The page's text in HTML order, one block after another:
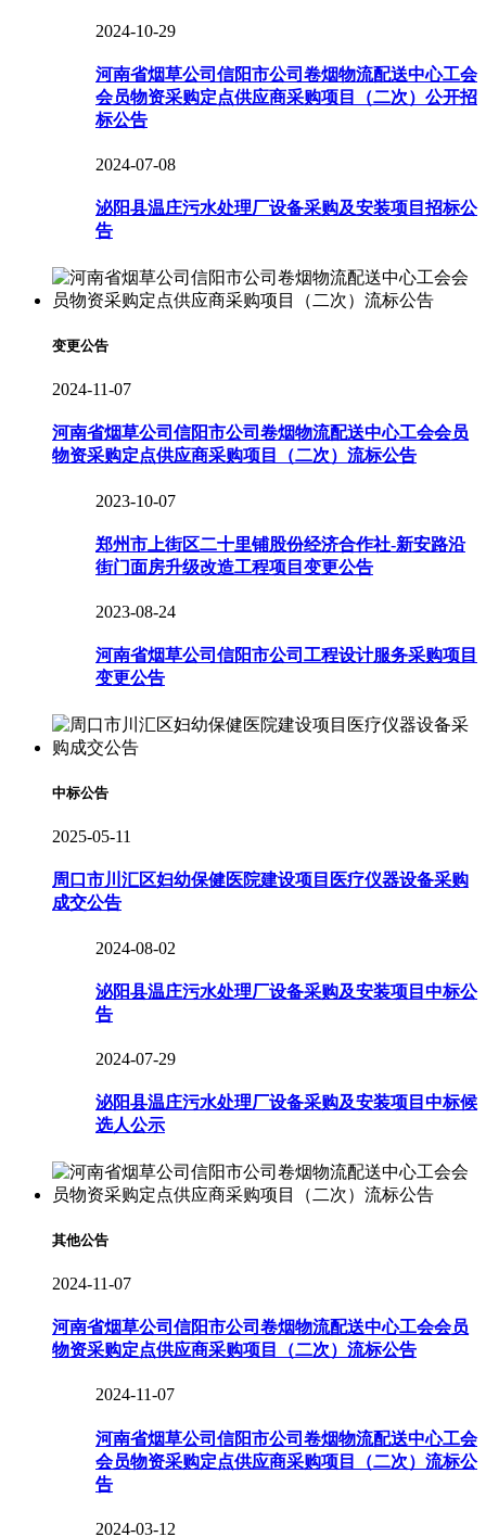
2024-10-29
河南省烟草公司信阳市公司卷烟物流配送中心工会
会员物资采购定点供应商采购项目（二次）公开招
标公告
2024-07-08
泌阳县温庄污水处理厂设备采购及安装项目招标公
告
变更公告
2024-11-07
河南省烟草公司信阳市公司卷烟物流配送中心工会会员
物资采购定点供应商采购项目（二次）流标公告
2023-10-07
郑州市上街区二十里铺股份经济合作社-新安路沿
街门面房升级改造工程项目变更公告
2023-08-24
河南省烟草公司信阳市公司工程设计服务采购项目
变更公告
中标公告
2025-05-11
周口市川汇区妇幼保健医院建设项目医疗仪器设备采购
成交公告
2024-08-02
泌阳县温庄污水处理厂设备采购及安装项目中标公
告
2024-07-29
泌阳县温庄污水处理厂设备采购及安装项目中标候
选人公示
其他公告
2024-11-07
河南省烟草公司信阳市公司卷烟物流配送中心工会会员
物资采购定点供应商采购项目（二次）流标公告
2024-11-07
河南省烟草公司信阳市公司卷烟物流配送中心工会
会员物资采购定点供应商采购项目（二次）流标公
告
2024-03-12